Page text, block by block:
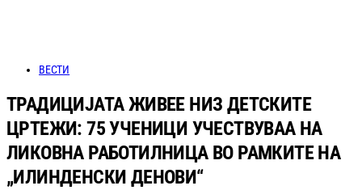
ВЕСТИ
ТРАДИЦИЈАТА ЖИВЕЕ НИЗ ДЕТСКИТЕ
ЦРТЕЖИ: 75 УЧЕНИЦИ УЧЕСТВУВАА НА
ЛИКОВНА РАБОТИЛНИЦА ВО РАМКИТЕ НА
„ИЛИНДЕНСКИ ДЕНОВИ“